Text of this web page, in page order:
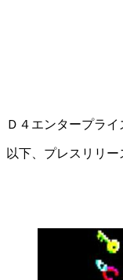
Ｄ４エンタープライ
以下、プレスリリー